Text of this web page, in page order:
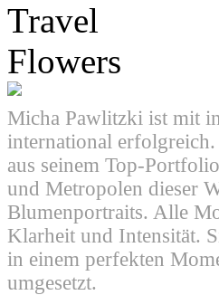
Travel
Flowers
Micha Pawlitzki ist mit
international
aus seinem Top-
und Metropolen dieser
Blumenportraits. Alle
Klarheit und Intensität.
in einem perfekten
umgesetzt.